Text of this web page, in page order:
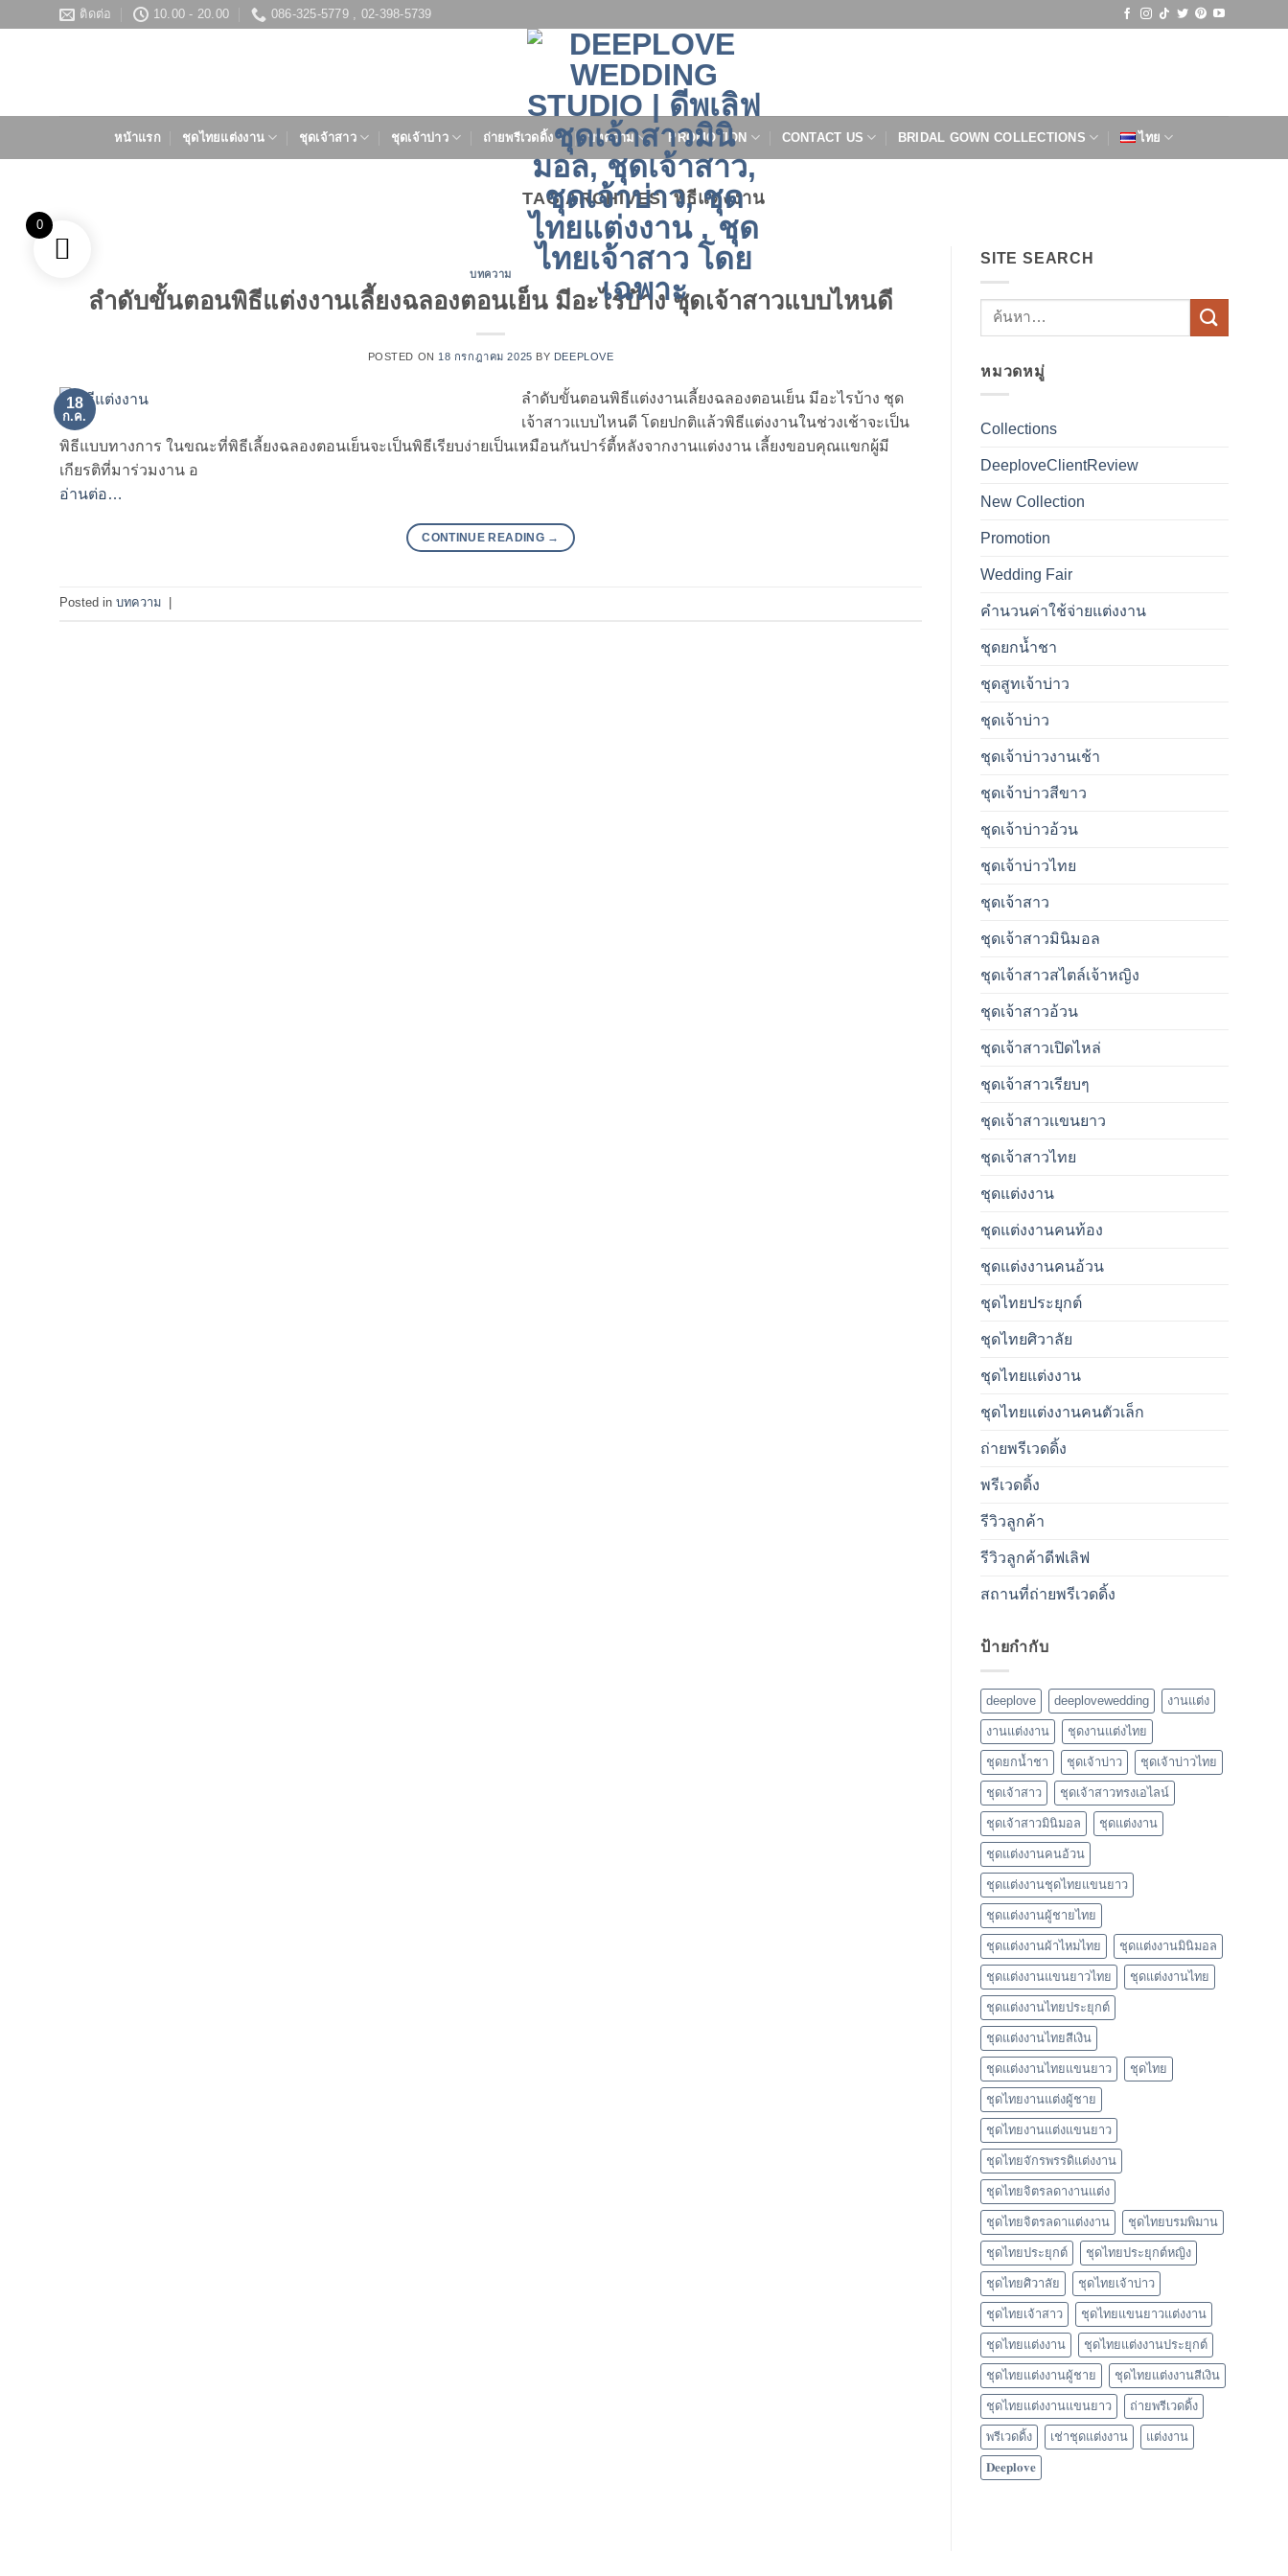
ติดต่อ 10.00 - 20.00 086-325-5779 , 02-398-5739
หน้าแรก ชุดไทยแต่งงาน ชุดเจ้าสาว ชุดเจ้าบ่าว ถ่ายพรีเวดดิ้ง บทความ PROMOTION CONTACT US BRIDAL GOWN COLLECTIONS ไทย
TAG ARCHIVES:พิธีแต่งงาน
บทความ
ลำดับขั้นตอนพิธีแต่งงานเลี้ยงฉลองตอนเย็น มีอะไรบ้าง ชุดเจ้าสาวแบบไหนดี
POSTED ON 18 กรกฎาคม 2025 BY DEEPLOVE
18
ก.ค.
ลำดับขั้นตอนพิธีแต่งงานเลี้ยงฉลองตอนเย็น มีอะไรบ้าง ชุด
เจ้าสาวแบบไหนดี โดยปกติแล้วพิธีแต่งงานในช่วงเช้าจะเป็น
พิธีแบบทางการ ในขณะที่พิธีเลี้ยงฉลองตอนเย็นจะเป็นพิธีเรียบง่ายเป็นเหมือนกันปาร์ตี้หลังจากงานแต่งงาน เลี้ยงขอบคุณแขกผู้มี
เกียรติที่มาร่วมงาน อ
อ่านต่อ…
CONTINUE READING →
Posted in บทความ
SITE SEARCH
หมวดหมู่
Collections
DeeploveClientReview
New Collection
Promotion
Wedding Fair
คำนวนค่าใช้จ่ายแต่งงาน
ชุดยกน้ำชา
ชุดสูทเจ้าบ่าว
ชุดเจ้าบ่าว
ชุดเจ้าบ่าวงานเช้า
ชุดเจ้าบ่าวสีขาว
ชุดเจ้าบ่าวอ้วน
ชุดเจ้าบ่าวไทย
ชุดเจ้าสาว
ชุดเจ้าสาวมินิมอล
ชุดเจ้าสาวสไตล์เจ้าหญิง
ชุดเจ้าสาวอ้วน
ชุดเจ้าสาวเปิดไหล่
ชุดเจ้าสาวเรียบๆ
ชุดเจ้าสาวเเขนยาว
ชุดเจ้าสาวไทย
ชุดแต่งงาน
ชุดแต่งงานคนท้อง
ชุดแต่งงานคนอ้วน
ชุดไทยประยุกต์
ชุดไทยศิวาลัย
ชุดไทยแต่งงาน
ชุดไทยแต่งงานคนตัวเล็ก
ถ่ายพรีเวดดิ้ง
พรีเวดดิ้ง
รีวิวลูกค้า
รีวิวลูกค้าดีฟเลิฟ
สถานที่ถ่ายพรีเวดดิ้ง
ป้ายกำกับ
deeplove deeplovewedding งานแต่ง
งานแต่งงาน ชุดงานแต่งไทย
ชุดยกน้ำชา ชุดเจ้าบ่าว ชุดเจ้าบ่าวไทย
ชุดเจ้าสาว ชุดเจ้าสาวทรงเอไลน์
ชุดเจ้าสาวมินิมอล ชุดแต่งงาน
ชุดแต่งงานคนอ้วน
ชุดแต่งงานชุดไทยแขนยาว
ชุดแต่งงานผู้ชายไทย
ชุดแต่งงานผ้าไหมไทย ชุดแต่งงานมินิมอล
ชุดแต่งงานแขนยาวไทย ชุดแต่งงานไทย
ชุดแต่งงานไทยประยุกต์
ชุดแต่งงานไทยสีเงิน
ชุดแต่งงานไทยแขนยาว ชุดไทย
ชุดไทยงานแต่งผู้ชาย
ชุดไทยงานแต่งแขนยาว
ชุดไทยจักรพรรดิแต่งงาน
ชุดไทยจิตรลดางานแต่ง
ชุดไทยจิตรลดาแต่งงาน ชุดไทยบรมพิมาน
ชุดไทยประยุกต์ ชุดไทยประยุกต์หญิง
ชุดไทยศิวาลัย ชุดไทยเจ้าบ่าว
ชุดไทยเจ้าสาว ชุดไทยแขนยาวแต่งงาน
ชุดไทยแต่งงาน ชุดไทยแต่งงานประยุกต์
ชุดไทยแต่งงานผู้ชาย ชุดไทยแต่งงานสีเงิน
ชุดไทยแต่งงานแขนยาว ถ่ายพรีเวดดิ้ง
พรีเวดดิ้ง เช่าชุดแต่งงาน แต่งงาน
𝐃𝐞𝐞𝐩𝐥𝐨𝐯𝐞
0